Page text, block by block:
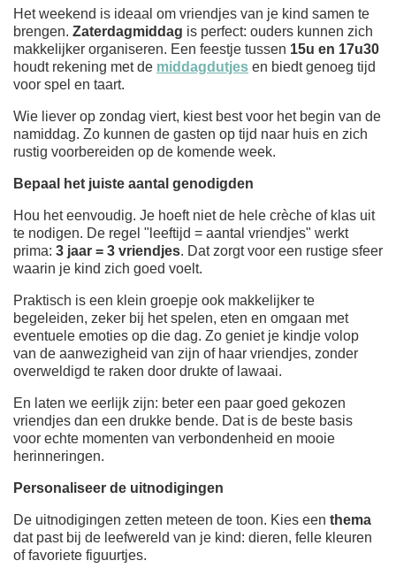
Het weekend is ideaal om vriendjes van je kind samen te
brengen. Zaterdagmiddag is perfect: ouders kunnen zich
makkelijker organiseren. Een feestje tussen 15u en 17u30
houdt rekening met de middagdutjes en biedt genoeg tijd
voor spel en taart.
Wie liever op zondag viert, kiest best voor het begin van de
namiddag. Zo kunnen de gasten op tijd naar huis en zich
rustig voorbereiden op de komende week.
Bepaal het juiste aantal genodigden
Hou het eenvoudig. Je hoeft niet de hele crèche of klas uit
te nodigen. De regel "leeftijd = aantal vriendjes" werkt
prima: 3 jaar = 3 vriendjes. Dat zorgt voor een rustige sfeer
waarin je kind zich goed voelt.
Praktisch is een klein groepje ook makkelijker te
begeleiden, zeker bij het spelen, eten en omgaan met
eventuele emoties op die dag. Zo geniet je kindje volop
van de aanwezigheid van zijn of haar vriendjes, zonder
overweldigd te raken door drukte of lawaai.
En laten we eerlijk zijn: beter een paar goed gekozen
vriendjes dan een drukke bende. Dat is de beste basis
voor echte momenten van verbondenheid en mooie
herinneringen.
Personaliseer de uitnodigingen
De uitnodigingen zetten meteen de toon. Kies een thema
dat past bij de leefwereld van je kind: dieren, felle kleuren
of favoriete figuurtjes.